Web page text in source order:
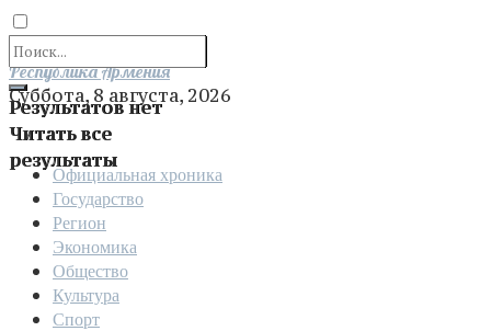
Результатов нет
Читать все
результаты
Отправить
Республика Армения
Суббота, 8 августа, 2026
Официальная хроника
Государство
Регион
Экономика
Общество
Культура
Спорт